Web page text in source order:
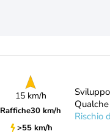
15 km/h
Raffiche30 km/h
>55 km/h
Rischio